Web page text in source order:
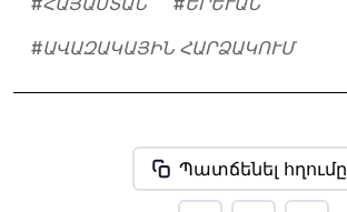
#ԱՎԱԶԱԿԱՅԻՆ ՀԱՐՁԱԿՈՒՄ
Պատճենել հղումը